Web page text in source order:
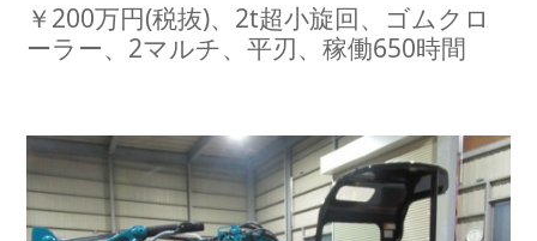
￥200万円(税抜)、2t超小旋回、ゴムクロ
ーラー、2マルチ、平刃、稼働650時間